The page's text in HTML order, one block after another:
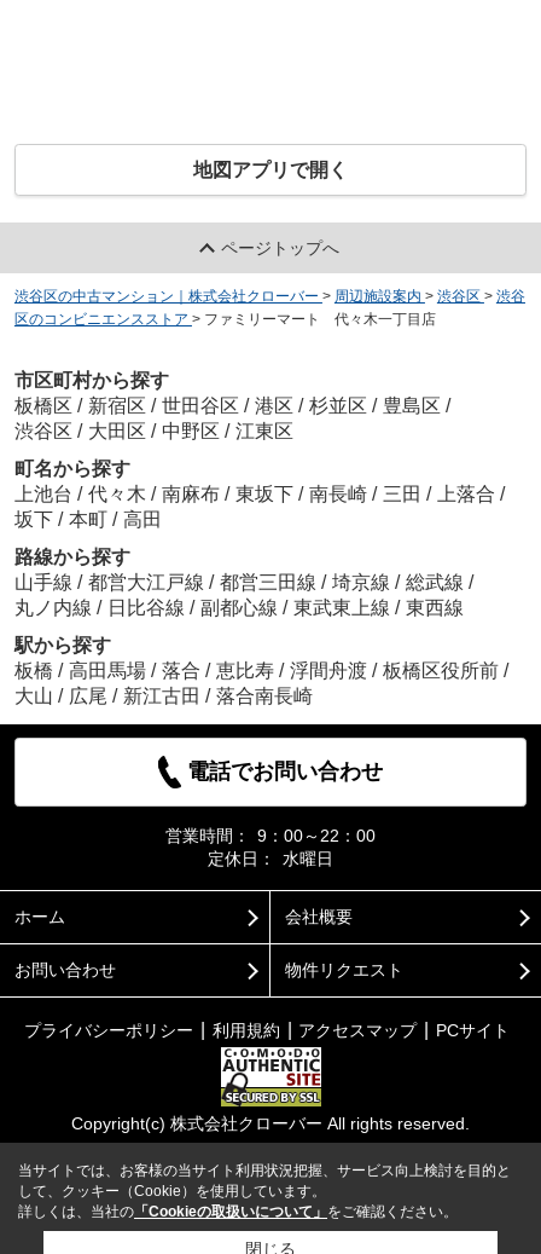
地図アプリで開く
ページトップへ
渋谷区の中古マンション｜株式会社クローバー > 周辺施設案内 > 渋谷区 > 渋谷
区のコンビニエンスストア > ファミリーマート 代々木一丁目店
市区町村から探す
板橋区 / 新宿区 / 世田谷区 / 港区 / 杉並区 / 豊島区 /
渋谷区 / 大田区 / 中野区 / 江東区
町名から探す
上池台 / 代々木 / 南麻布 / 東坂下 / 南長崎 / 三田 / 上落合 /
坂下 / 本町 / 高田
路線から探す
山手線 / 都営大江戸線 / 都営三田線 / 埼京線 / 総武線 /
丸ノ内線 / 日比谷線 / 副都心線 / 東武東上線 / 東西線
駅から探す
板橋 / 高田馬場 / 落合 / 恵比寿 / 浮間舟渡 / 板橋区役所前 /
大山 / 広尾 / 新江古田 / 落合南長崎
電話でお問い合わせ
営業時間：
9：00～22：00
定休日：
水曜日
ホーム 会社概要
お問い合わせ 物件リクエスト
プライバシーポリシー 利用規約 アクセスマップ PCサイト
Copyright(c) 株式会社クローバー All rights reserved.
当サイトでは、お客様の当サイト利用状況把握、サービス向上検討を目的と
して、クッキー（Cookie）を使用しています。
詳しくは、当社の 「Cookieの取扱いについて」 をご確認ください。
閉じる